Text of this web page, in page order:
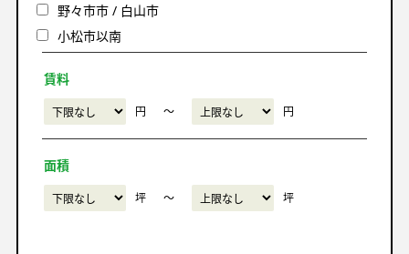
野々市市 / 白山市
小松市以南
賃料
円 〜 円
面積
坪 〜 坪